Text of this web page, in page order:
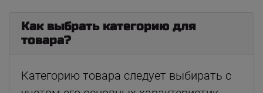
Как выбрать категорию для
товара?
Категорию товара следует выбирать с